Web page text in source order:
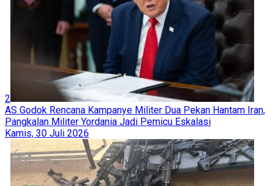
Pentagon Ubah Metodologi Perhitungan Korban, AS Dituding
Sembunyikan Angka Riil Korban Jiwa dalam Perang Lawan
Rabu, 5 Agustus 2026